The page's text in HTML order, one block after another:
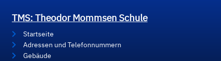
TMS: Theodor Mommsen Schule
Startseite
Adressen und Telefonnummern
Gebäude